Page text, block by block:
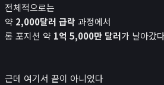
전체적으로는
약 2,000달러 급락 과정에서
롱 포지션 약 1억 5,000만 달러가 날아갔
근데 여기서 끝이 아니었다